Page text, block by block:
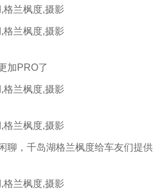
加PRO了
聊，千岛湖格兰枫度给车友们提供